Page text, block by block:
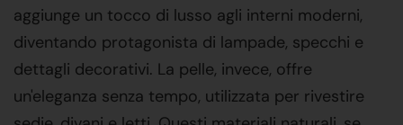
aggiunge un tocco di lusso agli interni moderni,
diventando protagonista di lampade, specchi e
dettagli decorativi. La pelle, invece, offre
un'eleganza senza tempo, utilizzata per rivestire